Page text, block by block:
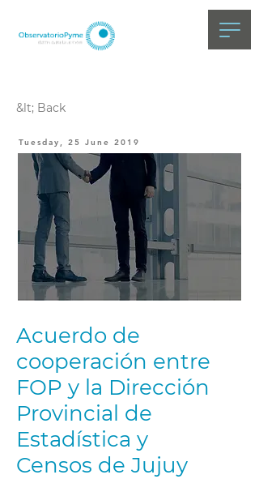
&lt; Back
Tuesday, 25 June 2019
Acuerdo de
cooperación entre
FOP y la Dirección
Provincial de
Estadística y
Censos de Jujuy